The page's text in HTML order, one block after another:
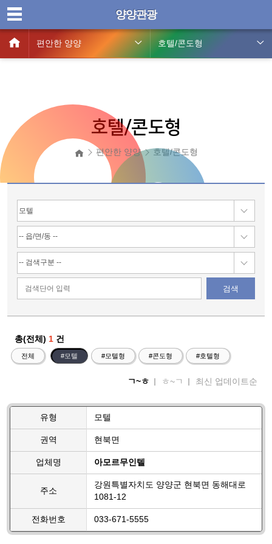
양양관광
편안한 양양 호텔/콘도형
호텔/콘도형
편안한 양양 호텔/콘도형
검색
총(전체) 1 건
전체 #모텔 #모텔형 #콘도형 #호텔형
ㄱ~ㅎ ㅎ~ㄱ 최신 업데이트순
유형 모텔
권역 현북면
업체명 아모르무인텔
주소
강원특별자치도 양양군 현북면 동해대로
1081-12
전화번호 033-671-5555